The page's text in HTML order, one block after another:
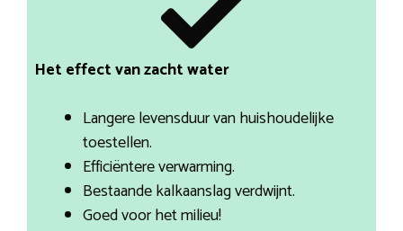
Het effect van zacht water
Langere levensduur van huishoudelijke
toestellen.
Efficiëntere verwarming.
Bestaande kalkaanslag verdwijnt.
Goed voor het milieu!